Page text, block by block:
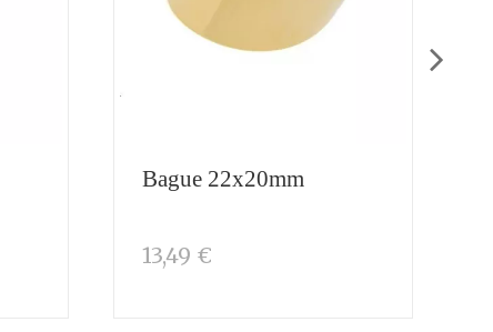
Bague 22x20mm
13,49 €